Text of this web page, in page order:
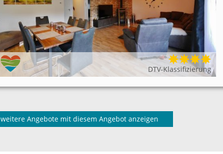
DTV-Klassifizierung
weitere Angebote mit diesem Angebot anzeigen